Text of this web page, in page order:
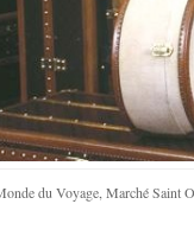
du Voyage, Marché Saint